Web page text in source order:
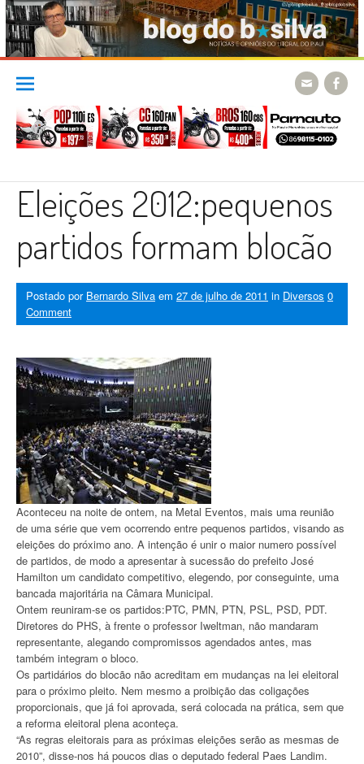
Skip
content
Eleições 2012:pequenos
partidos formam blocão
Postado por Bernardo Silva em 27 de julho de 2011 in Diversos 0
Comment
Aconteceu na noite de ontem, na Metal Eventos, mais uma reunião
de uma série que vem ocorrendo entre pequenos partidos, visando as
eleições do próximo ano. A intenção é unir o maior numero possível
de partidos, de modo a apresentar à sucessão do prefeito José
Hamilton um candidato competitivo, elegendo, por conseguinte, uma
bancada majoritária na Câmara Municipal.
Ontem reuniram-se os partidos:PTC, PMN, PTN, PSL, PSD, PDT.
Diretores do PHS, à frente o professor Iweltman, não mandaram
representante, alegando compromissos agendados antes, mas
também integram o bloco.
Os partidários do blocão não acreditam em mudanças na lei eleitoral
para o próximo pleito. Nem mesmo a proibição das coligações
proporcionais, que já foi aprovada, será colocada na prática, sem que
a reforma eleitoral plena aconteça.
“As regras eleitorais para as próximas eleições serão as mesmas de
2010”, disse-nos há poucos dias o deputado federal Paes Landim.